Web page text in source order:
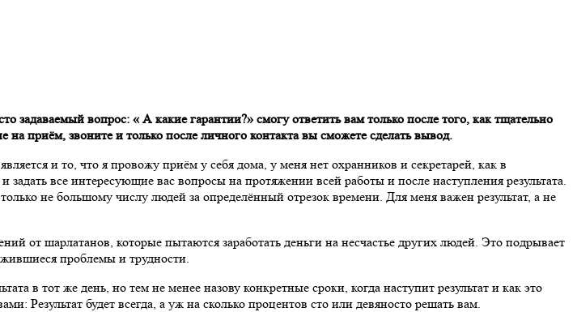
вопрос: « А какие гарантии?» смогу ответить вам только после того, как тщательно
приём, звоните и только после личного контакта вы сможете сделать вывод.
и то, что я провожу приём у себя дома, у меня нет охранников и секретарей, как в
все интересующие вас вопросы на протяжении всей работы и после наступления результата.
не большому числу людей за определённый отрезок времени. Для меня важен результат, а не
от шарлатанов, которые пытаются заработать деньги на несчастье других людей. Это подрывает
проблемы и трудности.
в тот же день, но тем не менее назову конкретные сроки, когда наступит результат и как это
Результат будет всегда, а уж на сколько процентов сто или девяносто решать вам.